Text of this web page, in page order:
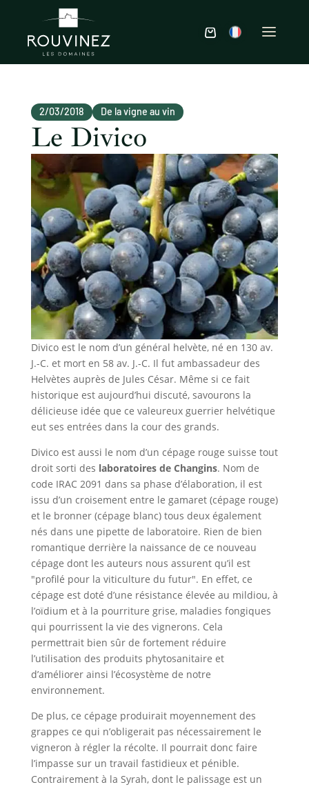
Le Divico
2/03/2018 De la vigne au vin
Divico est le nom d’un général helvète, né en 130 av.
J.-C. et mort en 58 av. J.-C. Il fut ambassadeur des
Helvètes auprès de Jules César. Même si ce fait
historique est aujourd’hui discuté, savourons la
délicieuse idée que ce valeureux guerrier helvétique
eut ses entrées dans la cour des grands.
Divico est aussi le nom d’un cépage rouge suisse tout
droit sorti des laboratoires de Changins. Nom de
code IRAC 2091 dans sa phase d’élaboration, il est
issu d’un croisement entre le gamaret (cépage rouge)
et le bronner (cépage blanc) tous deux également
nés dans une pipette de laboratoire. Rien de bien
romantique derrière la naissance de ce nouveau
cépage dont les auteurs nous assurent qu’il est
"profilé pour la viticulture du futur". En effet, ce
cépage est doté d’une résistance élevée au mildiou, à
l’oïdium et à la pourriture grise, maladies fongiques
qui pourrissent la vie des vignerons. Cela
permettrait bien sûr de fortement réduire
l’utilisation des produits phytosanitaire et
d’améliorer ainsi l’écosystème de notre
environnement.
De plus, ce cépage produirait moyennement des
grappes ce qui n’obligerait pas nécessairement le
vigneron à régler la récolte. Il pourrait donc faire
l’impasse sur un travail fastidieux et pénible.
Contrairement à la Syrah, dont le palissage est un